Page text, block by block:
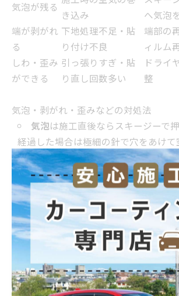
気泡が残る
き込み
へ気泡
端が剥がれ
る
下地処理不足・貼
り付け不良
端部の
ィルム
しわ・歪み
ができる
引っ張りすぎ・貼
り直し回数多い
ドライ
整
気泡・剥がれ・歪みなどの対処法
気泡は施工直後ならスキージーで
経過した場合は極細の針で穴をあけ
有効です。
剥がれが発生したら、剥がれ箇所
直し、粘着力が弱ければ部分的な再
歪みやしわは、フィルムを軽く温
ばしながら貼り直すと目立たなくなり
カーフィルムの価格体系とコスト